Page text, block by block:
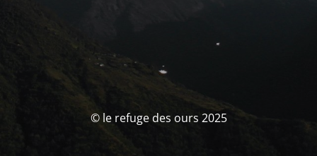
© le refuge des ours 2025